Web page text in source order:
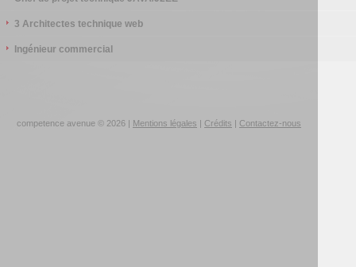
3 Architectes technique web
Ingénieur commercial
competence avenue © 2026 | Mentions légales Crédits Contactez-nous